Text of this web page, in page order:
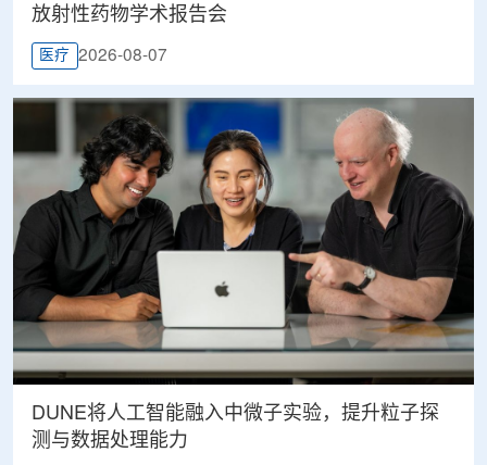
放射性药物学术报告会
医疗 2026-08-07
DUNE将人工智能融入中微子实验，提升粒子探
测与数据处理能力